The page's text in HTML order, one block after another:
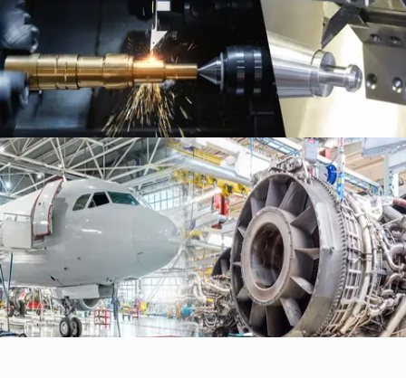
车床加工行业解决方案
细节
航空航天行业解决方案
细节